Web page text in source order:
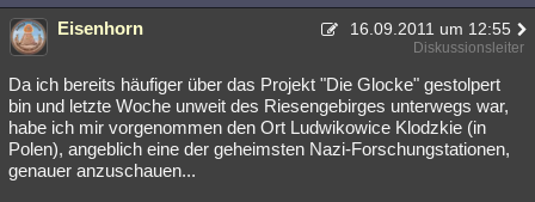
Philosophie Träume Orte Esoterik Literatur
Astronomie Filme
Musik Clash Verbesserungen Allmystery English
Übersichten
Besucht Teilgenommen
Eisenhorn 16.09.2011 um 12:55
Diskussionsleiter
Da ich bereits häufiger über das Projekt "Die Glocke" gestolpert
bin und letzte Woche unweit des Riesengebirges unterwegs war,
habe ich mir vorgenommen den Ort Ludwikowice Klodzkie (in
Polen), angeblich eine der geheimsten Nazi-Forschungstationen,
genauer anzuschauen...